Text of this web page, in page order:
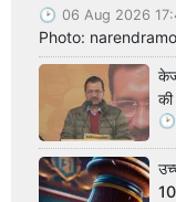
06 Aug 2026
Photo:
की